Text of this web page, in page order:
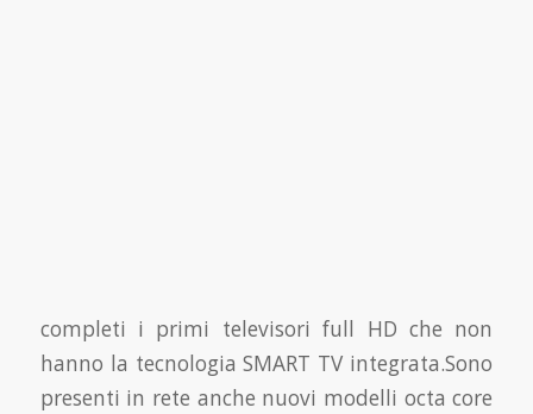
completi i primi televisori full HD che non
hanno la tecnologia SMART TV integrata.Sono
presenti in rete anche nuovi modelli octa core